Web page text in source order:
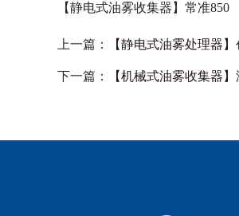
【静电式油雾收集器】常准850
上一篇： 【静电式油雾处理器
下一篇： 【机械式油雾收集器